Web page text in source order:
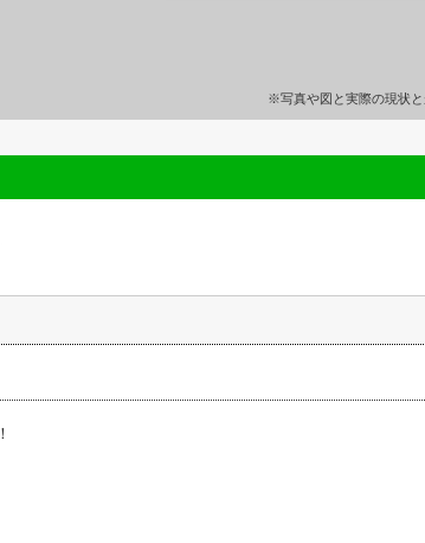
※写真や図と実際の現状